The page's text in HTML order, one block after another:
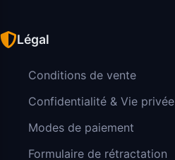
Légal
Conditions de vente
Confidentialité & Vie privée
Modes de paiement
Formulaire de rétractation